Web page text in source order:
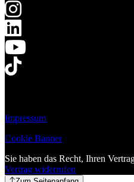
Impressum
Cookie Banner
Sie haben das Recht, Ihren
Vertrag widerrufen